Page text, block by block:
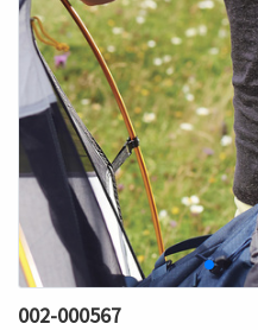
002-000567
HAMİLE İÇ GİYİM
T-SHIRT
PANTOLON
TAYT
ŞORT
Spor & Outdoor
Bronzer
Makyaj Sabitleyici